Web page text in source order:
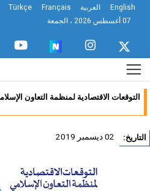
English العربية Français
Türkçe
التوقعات الاقتصادية لمنظمة التعاون الإسلامي 2020
02 ديسمبر 2019